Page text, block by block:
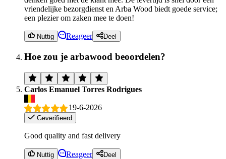
vriendelijke bezorgdienst en Arba Wood biedt goede service;
een plezier om zaken mee te doen!
Nuttig Reageer Deel
Hoe zou je arbawood beoordelen?
Carlos Emanuel Torres Rodrigues
19-6-2026
Geverifieerd
Good quality and fast delivery
Nuttig Reageer Deel